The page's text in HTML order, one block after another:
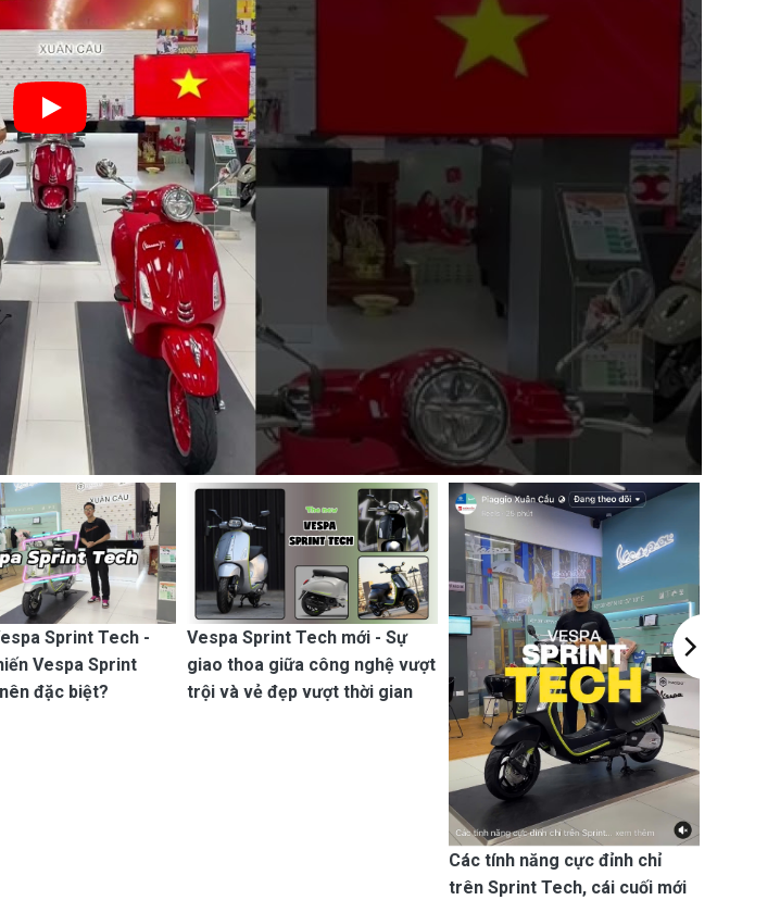
Sprint Tech -
Vespa Sprint
đặc biệt?
Vespa Sprint Tech mới - Sự
giao thoa giữa công nghệ vượt
trội và vẻ đẹp vượt thời gian
Các tính năng cực đỉnh chỉ
trên Sprint Tech, cái cuối mới